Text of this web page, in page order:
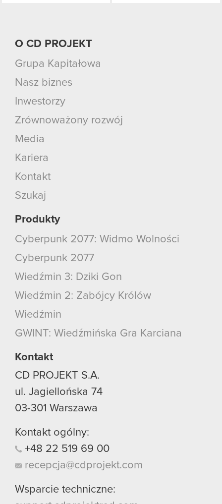
O CD PROJEKT
Grupa Kapitałowa
Nasz biznes
Inwestorzy
Zrównoważony rozwój
Media
Kariera
Kontakt
Szukaj
Produkty
Cyberpunk 2077: Widmo Wolności
Cyberpunk 2077
Wiedźmin 3: Dziki Gon
Wiedźmin 2: Zabójcy Królów
Wiedźmin
GWINT: Wiedźmińska Gra Karciana
Kontakt
CD PROJEKT S.A.
ul. Jagiellońska 74
03-301 Warszawa
Kontakt ogólny:
+48 22 519 69 00
recepcja@cdprojekt.com
Wsparcie techniczne: